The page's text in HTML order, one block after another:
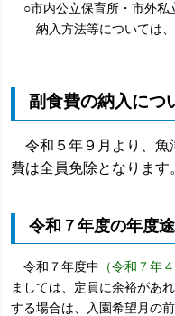
○市内公立保育所・市
納入方法等については、
副食費の納入につ
令和５年９月より、魚
費は全員免除となります
令和７年度の年度
令和７年度中 （令和７年
ましては、定員に余裕があ
する場合は、入園希望月の